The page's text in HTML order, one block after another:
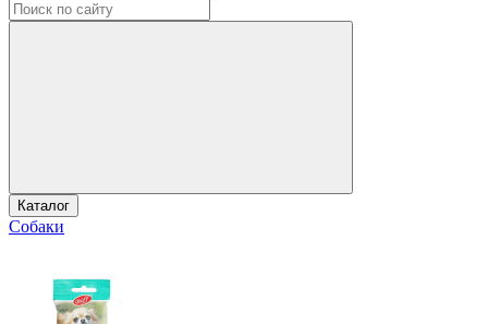
Каталог
Собаки